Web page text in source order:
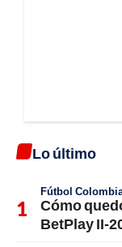
Lo último
Fútbol
Cómo
BetPlay II-